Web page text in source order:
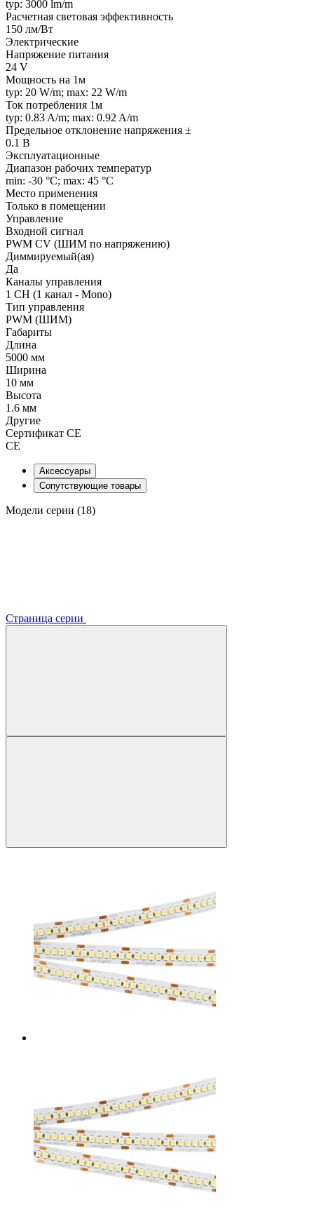
typ: 3000 lm/m
Расчетная световая эффективность
150 лм/Вт
Электрические
Напряжение питания
24 V
Мощность на 1м
typ: 20 W/m; max: 22 W/m
Ток потребления 1м
typ: 0.83 A/m; max: 0.92 A/m
Предельное отклонение напряжения ±
0.1 В
Эксплуатационные
Диапазон рабочих температур
min: -30 °C; max: 45 °C
Место применения
Только в помещении
Управление
Входной сигнал
PWM СV (ШИМ по напряжению)
Диммируемый(ая)
Да
Каналы управления
1 CH (1 канал - Mono)
Тип управления
PWM (ШИМ)
Габариты
Длина
5000 мм
Ширина
10 мм
Высота
1.6 мм
Другие
Сертификат CE
CE
Аксессуары
Сопутствующие товары
Модели серии (18)
Страница серии